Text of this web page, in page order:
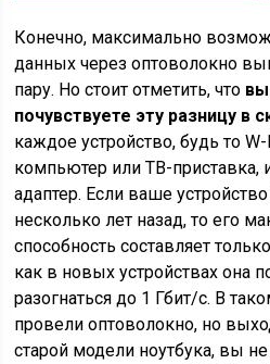
Конечно, максимально
данных через оптоволокно
пару. Но стоит отметить, что вы
почувствуете эту разницу в
каждое устройство, будь то
компьютер или ТВ-приставка,
адаптер. Если ваше
несколько лет назад, то его
способность составляет
как в новых устройствах она
разогнаться до 1 Гбит/с. В
провели оптоволокно, но
старой модели ноутбука, вы